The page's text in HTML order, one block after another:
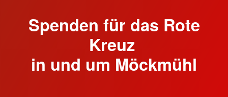
Spenden für das Rote
Kreuz
in und um Möckmühl